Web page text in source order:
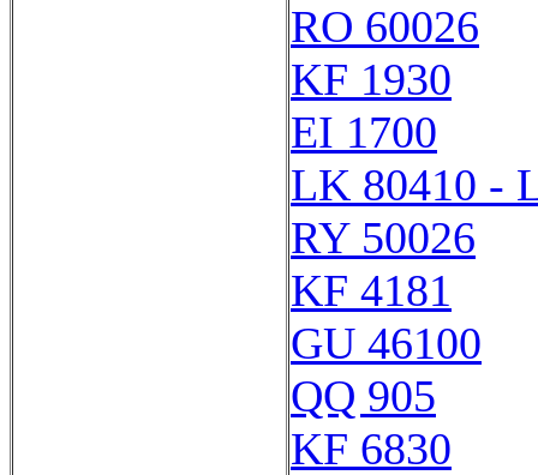
RO 60026
KF 1930
EI 1700
LK 80410 -
RY 50026
KF 4181
GU 46100
QQ 905
KF 6830